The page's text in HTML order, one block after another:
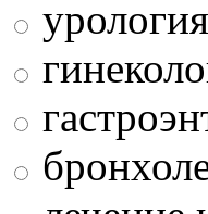
урология